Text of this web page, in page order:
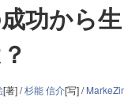
功から
[著] /杉能 信介[写] /